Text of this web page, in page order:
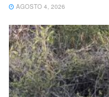
les dieron alcance tras
Minutos después los
una inspección de
identificados como:
originario de estado de
AGOSTO 4, 2026